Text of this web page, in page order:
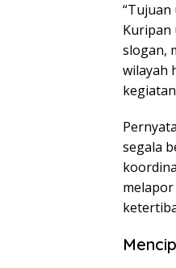
“Tujuan
Kuripan
slogan,
wilayah
segala